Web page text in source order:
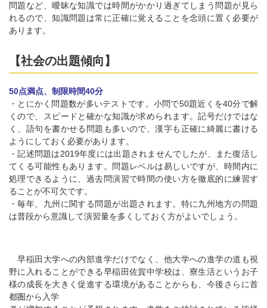
問題など、曖昧な知識では時間がかかり過ぎてしまう問題が見ら
れるので、知識問題は常に正確に覚えることを念頭に置く必要が
あります。
【社会の出題傾向】
50点満点、制限時間40分
・とにかく問題数が多いテストです。小問で50題近くを40分で解
くので、スピードと確かな知識が求められます。記号だけではな
く、語句を書かせる問題も多いので、漢字も正確に綺麗に書ける
ようにしておく必要があります。
・記述問題は2019年度には出題されませんでしたが、また復活し
てくる可能性もあります。問題レベルは易しいですが、時間内に
処理できるように、過去問演習で時間の使い方を徹底的に練習す
ることが不可欠です。
・毎年、九州に関する問題が出題されます。特に九州地方の問題
は普段から意識して演習量を多くしておく方がよいでしょう。
早稲田大学への内部進学だけでなく、他大学への進学の道も視
野に入れることができる早稲田佐賀中学校は、寮生活というお子
様の成長を大きく促進する環境があることからも、今後さらに首
都圏から入学